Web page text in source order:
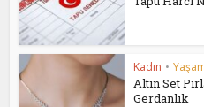
Kadın •
Altın Set
Gerdanlık